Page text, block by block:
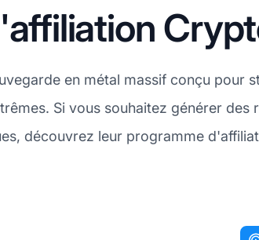
en métal massif conçu pour
Si vous souhaitez générer des
découvrez leur programme